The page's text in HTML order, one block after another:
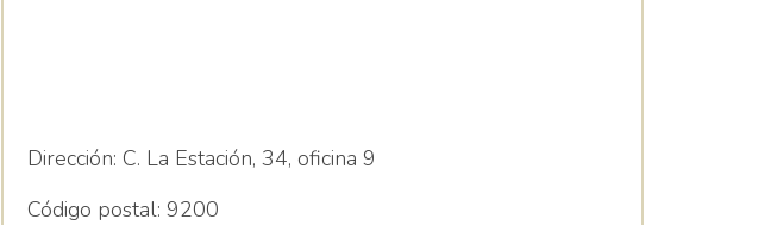
Dirección: C. La Estación, 34, oficina 9
Código postal: 9200